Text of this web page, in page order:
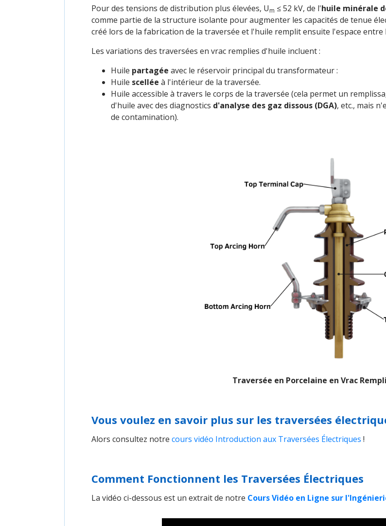
Pour des tensions de distribution plus élevées, Um ≤ 52 kV, de l'huile minérale
comme partie de la structure isolante pour augmenter les capacités de tenue
créé lors de la fabrication de la traversée et l'huile remplit ensuite l'espace entre
Les variations des traversées en vrac remplies d'huile incluent :
Huile partagée avec le réservoir principal du transformateur :
Huile scellée à l'intérieur de la traversée.
Huile accessible à travers le corps de la traversée (cela permet un
d'huile avec des diagnostics d'analyse des gaz dissous (DGA), etc., mais
de contamination).
Traversée en Porcelaine en Vrac
Vous voulez en savoir plus sur les traversées
Alors consultez notre cours vidéo Introduction aux Traversées Électriques !
Comment Fonctionnent les Traversées Électriques
La vidéo ci-dessous est un extrait de notre Cours Vidéo en Ligne sur